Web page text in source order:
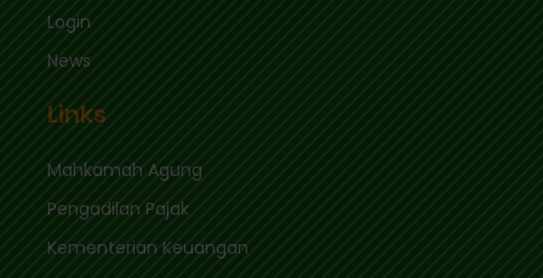
Login
News
Links
Mahkamah Agung
Pengadilan Pajak
Kementerian Keuangan